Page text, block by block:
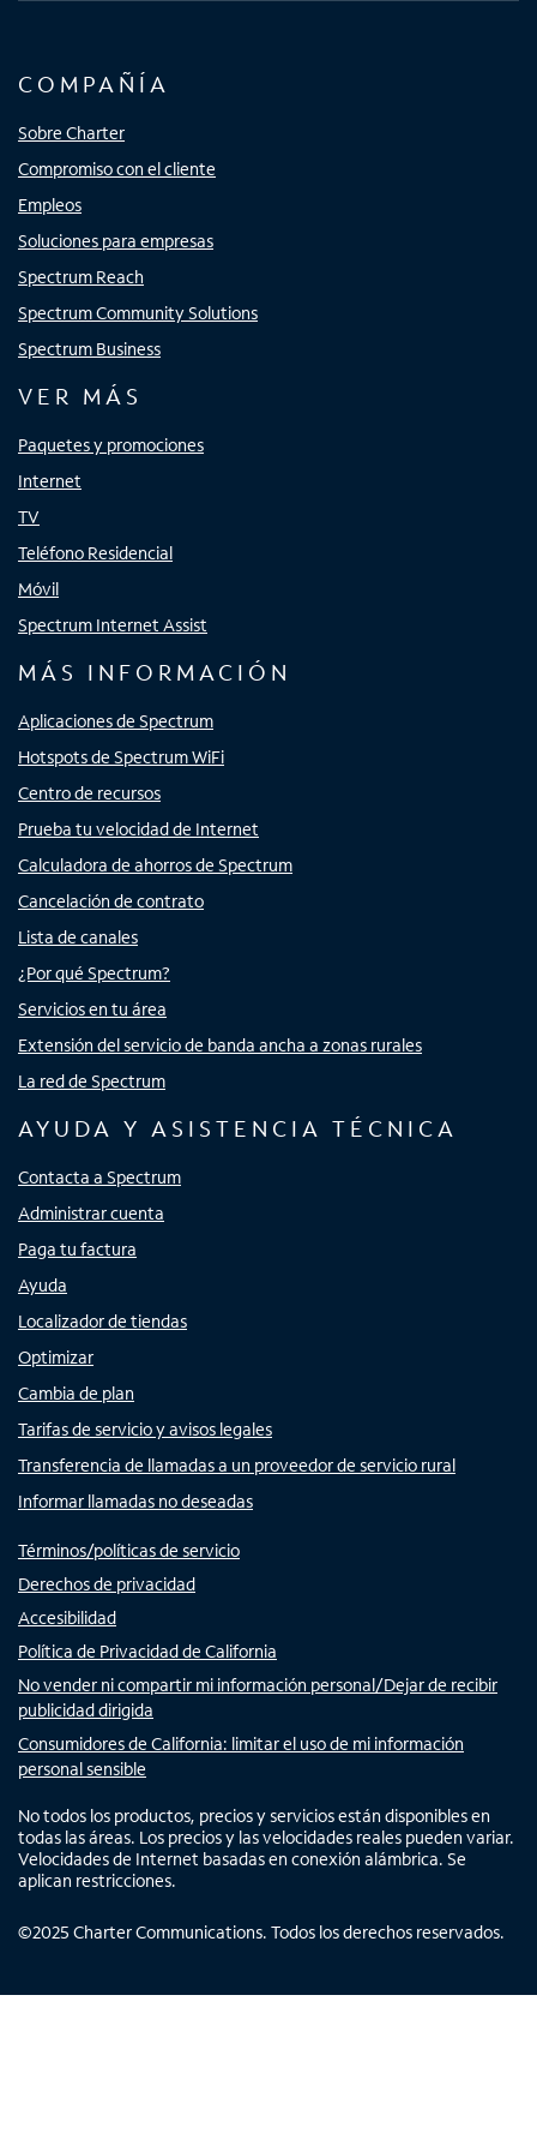
COMPAÑÍA
Sobre Charter
Compromiso con el cliente
Empleos
Soluciones para empresas
Spectrum Reach
Spectrum Community Solutions
Spectrum Business
VER MÁS
Paquetes y promociones
Internet
TV
Teléfono Residencial
Móvil
Spectrum Internet Assist
MÁS INFORMACIÓN
Aplicaciones de Spectrum
Hotspots de Spectrum WiFi
Centro de recursos
Prueba tu velocidad de Internet
Calculadora de ahorros de Spectrum
Cancelación de contrato
Lista de canales
¿Por qué Spectrum?
Servicios en tu área
Extensión del servicio de banda ancha a zonas rurales
La red de Spectrum
AYUDA Y ASISTENCIA TÉCNICA
Contacta a Spectrum
Administrar cuenta
Paga tu factura
Ayuda
Localizador de tiendas
Optimizar
Cambia de plan
Tarifas de servicio y avisos legales
Transferencia de llamadas a un proveedor de servicio rural
Informar llamadas no deseadas
Términos/políticas de servicio
Derechos de privacidad
Accesibilidad
Política de Privacidad de California
No vender ni compartir mi información personal/Dejar de recibir
publicidad dirigida
Consumidores de California: limitar el uso de mi información
personal sensible
No todos los productos, precios y servicios están disponibles en
todas las áreas. Los precios y las velocidades reales pueden variar.
Velocidades de Internet basadas en conexión alámbrica. Se
aplican restricciones.
©2025 Charter Communications. Todos los derechos reservados.